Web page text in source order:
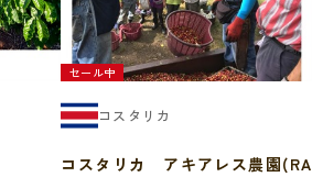
セール中
コスタリカ
コスタリカ アキアレス農園(RA